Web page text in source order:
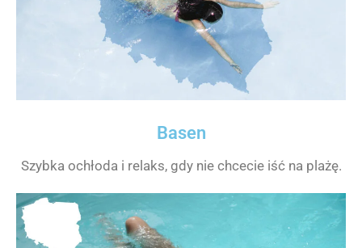
Basen
Szybka ochłoda i relaks, gdy nie chcecie iść na plażę.